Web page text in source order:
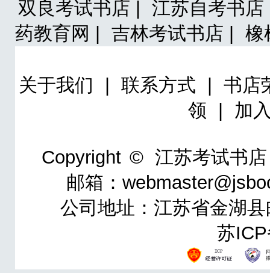
双良考试书店 |
江苏自考书
药教育网 |
吉林考试书店 | 橡
关于我们 联系方式
书店
领
加
Copyright © 江苏考试书店
邮箱：
公司地址：江苏省金湖
苏